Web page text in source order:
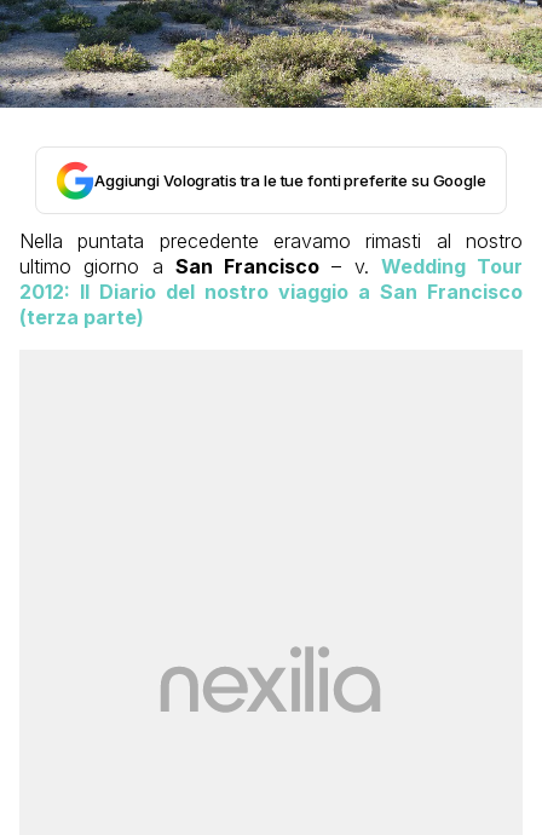
Aggiungi Vologratis tra le tue fonti preferite su Google
Nella puntata precedente eravamo rimasti al nostro
ultimo giorno a San Francisco – v. Wedding Tour
2012: Il Diario del nostro viaggio a San Francisco
(terza parte)